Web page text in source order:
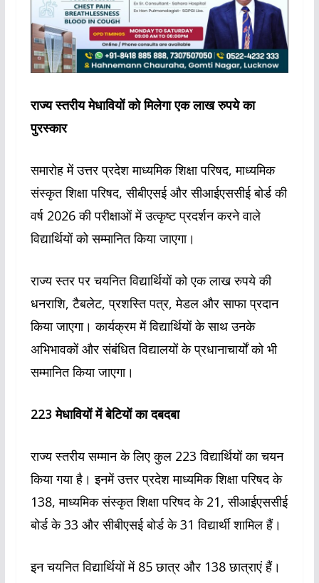
राज्य स्तरीय मेधावियों को मिलेगा एक लाख रुपये का
पुरस्कार
समारोह में उत्तर प्रदेश माध्यमिक शिक्षा परिषद, माध्यमिक
संस्कृत शिक्षा परिषद, सीबीएसई और सीआईएससीई बोर्ड की
वर्ष 2026 की परीक्षाओं में उत्कृष्ट प्रदर्शन करने वाले
विद्यार्थियों को सम्मानित किया जाएगा।
राज्य स्तर पर चयनित विद्यार्थियों को एक लाख रुपये की
धनराशि, टैबलेट, प्रशस्ति पत्र, मेडल और साफा प्रदान
किया जाएगा। कार्यक्रम में विद्यार्थियों के साथ उनके
अभिभावकों और संबंधित विद्यालयों के प्रधानाचार्यों को भी
सम्मानित किया जाएगा।
223 मेधावियों में बेटियों का दबदबा
राज्य स्तरीय सम्मान के लिए कुल 223 विद्यार्थियों का चयन
किया गया है। इनमें उत्तर प्रदेश माध्यमिक शिक्षा परिषद के
138, माध्यमिक संस्कृत शिक्षा परिषद के 21, सीआईएससीई
बोर्ड के 33 और सीबीएसई बोर्ड के 31 विद्यार्थी शामिल हैं।
इन चयनित विद्यार्थियों में 85 छात्र और 138 छात्राएं हैं।